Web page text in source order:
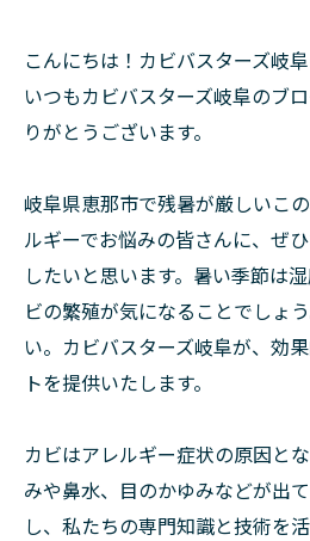
こんにちは！カビバスターズ岐阜
いつもカビバスターズ岐阜のブ
りがとうございます。
岐阜県恵那市で残暑が厳しいこ
ルギーでお悩みの皆さんに、ぜ
したいと思います。暑い季節は
ビの繁殖が気になることでしょ
い。カビバスターズ岐阜が、効
トを提供いたします。
カビはアレルギー症状の原因と
みや鼻水、目のかゆみなどが出
し、私たちの専門知識と技術を